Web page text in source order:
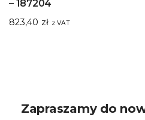
– 187204
823,40 zł z VAT
Zapraszamy do